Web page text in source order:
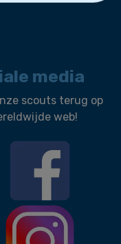
media
scouts terug op
web!